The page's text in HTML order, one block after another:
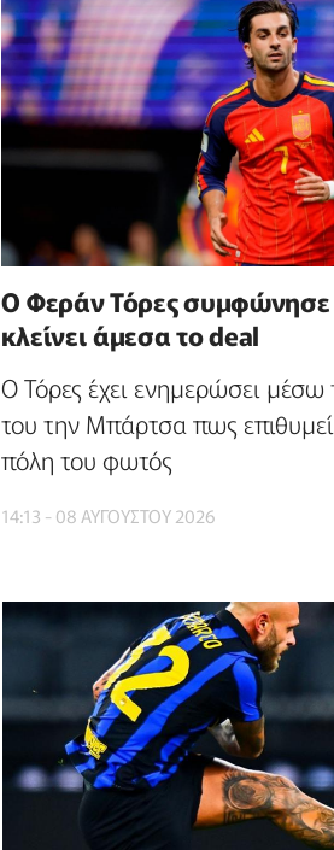
Ο Φεράν Τόρες συμφώνησε
κλείνει άμεσα το deal
O Τόρες έχει ενημερώσει
του την Μπάρτσα πως
πόλη του φωτός
14:13 - 08 ΑΥΓΟΥΣΤΟΥ 2026